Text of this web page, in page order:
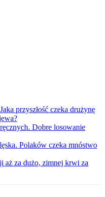
przyszłość czeka drużynę
Dobre losowanie
Polaków czeka mnóstwo
aż za dużo, zimnej krwi za